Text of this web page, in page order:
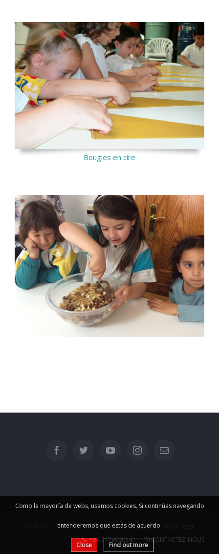
Bougies en cire
MelMuria © 2017 Web developed by:Incubalia-
+34 977490034
CONTACTEZ-NOUS
Como la mayoría de webs, usamos cookies. Si continúas navegando
entenderemos que estás de acuerdo.
Close Find out more